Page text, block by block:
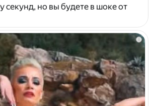
секунд, но вы будете в шоке от
i